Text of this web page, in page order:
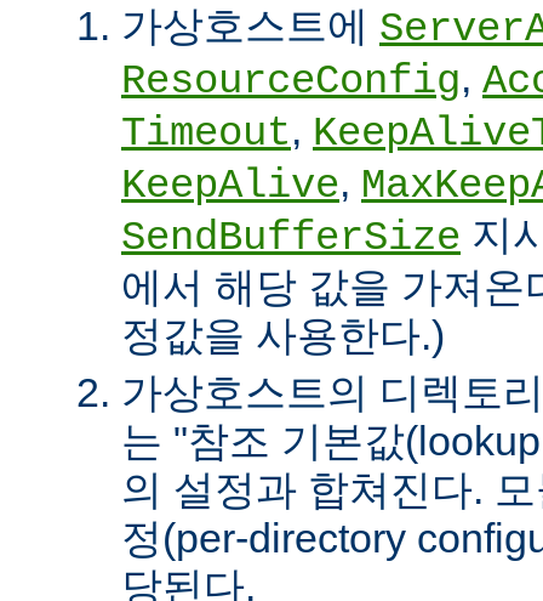
가상호스트에
ResourceConfig,
Timeout,
KeepAlive,
SendBufferSize 지
에서 해당 값을 가져온
정값을 사용한다.)
가상호스트의 디렉토
는 "참조 기본값
의 설정과 합쳐진다.
정(per-directory
당된다.